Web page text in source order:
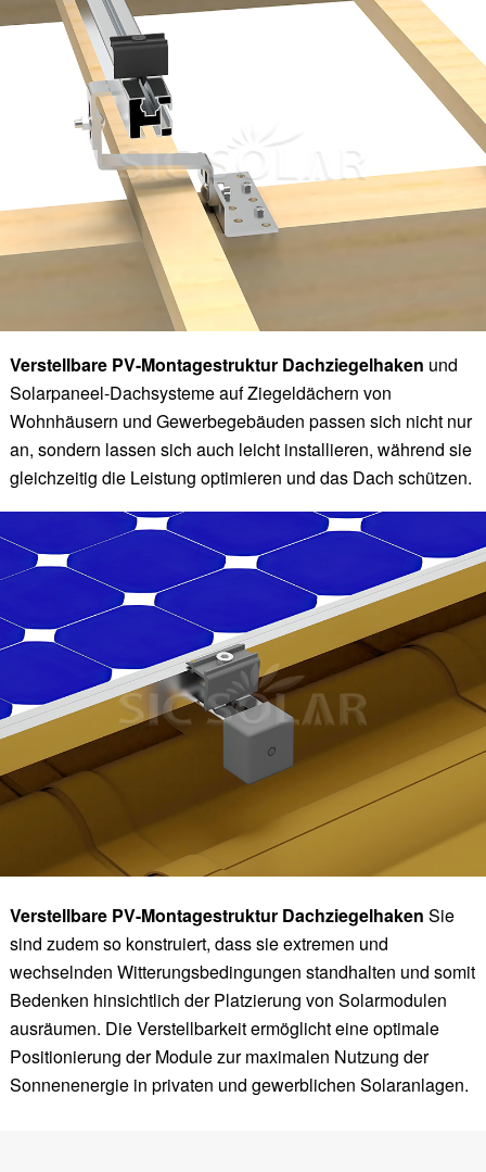
Verstellbare PV-Montagestruktur Dachziegelhaken und
Solarpaneel-Dachsysteme auf Ziegeldächern von
Wohnhäusern und Gewerbegebäuden passen sich nicht nur
an, sondern lassen sich auch leicht installieren, während sie
gleichzeitig die Leistung optimieren und das Dach schützen.
Verstellbare PV-Montagestruktur Dachziegelhaken Sie
sind zudem so konstruiert, dass sie extremen und
wechselnden Witterungsbedingungen standhalten und somit
Bedenken hinsichtlich der Platzierung von Solarmodulen
ausräumen. Die Verstellbarkeit ermöglicht eine optimale
Positionierung der Module zur maximalen Nutzung der
Sonnenenergie in privaten und gewerblichen Solaranlagen.